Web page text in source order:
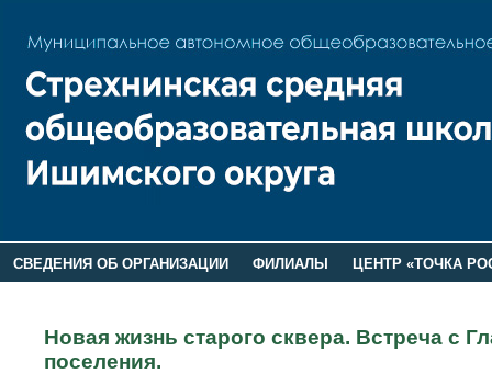
СВЕДЕНИЯ ОБ ОРГАНИЗАЦИИ ФИЛИАЛЫ
ЦЕНТР «ТОЧКА
Новая жизнь старого сквера. Встреча с
поселения.